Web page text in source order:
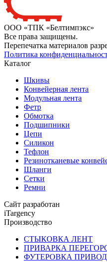
ООО «ТПК «Белтимпэкс»
Все права защищены.
Перепечатка материалов
Политика
Каталог
Шкивы
Конвейерная лента
Модульная лента
Фетр
Обмотка
Подшипники
Цепи
Силикон
Тефлон
Резинотканевые
Шланги
Сетки
Ремни
Сайт разработан
iTargency
Производство
СТЫКОВКА ЛЕНТ
ПРИВАРКА
ФУТЕРОВКА